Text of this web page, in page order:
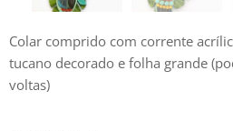
Colar comprido com corrente
tucano decorado e folha grande
voltas)